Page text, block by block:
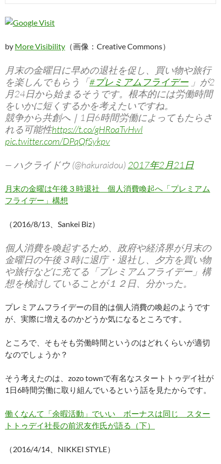
by More Visibility （画像：Creative Commons）
月末の金曜日に早めの退社を促し、買い物や旅行
を楽しんでもらう「#プレミアムフライデー」が2
月24日から始まるそうです。根本的には労働時間
をいかに短くするかを考えたいですね。
競争から共創へ｜1日6時間労働によってもたらさ
れる可能性https://t.co/gHRoaTvHwl
pic.twitter.com/DPqQfSykpv
— ハクライドウ (@hakuraidou) 2017年2月21日
月末の金曜は午後３時退社 個人消費喚起へ「プレミアム
フライデー」構想
（2016/8/13、Sankei Biz）
個人消費を喚起するため、政府や経済界が月末の
金曜日の午後３時に退庁・退社し、夕方を買い物
や旅行などに充てる「プレミアムフライデー」構
想を検討していることが１２日、分かった。
プレミアムフライデーの目的は個人消費の喚起のようです
が、実際に増えるのかどうか気になるところです。
ところで、そもそも労働時間というのはどれくらいが適切
なのでしょうか？
そう考えたのは、zozo townで有名なスタートトゥデイ社が
1日6時間労働に取り組んでいるという話を見たからです。
働くなんて「余暇活動」でいい ボーナスは同じ スター
トトゥデイ社長の前沢友作氏が語る（下）
（2016/4/14、NIKKEI STYLE）